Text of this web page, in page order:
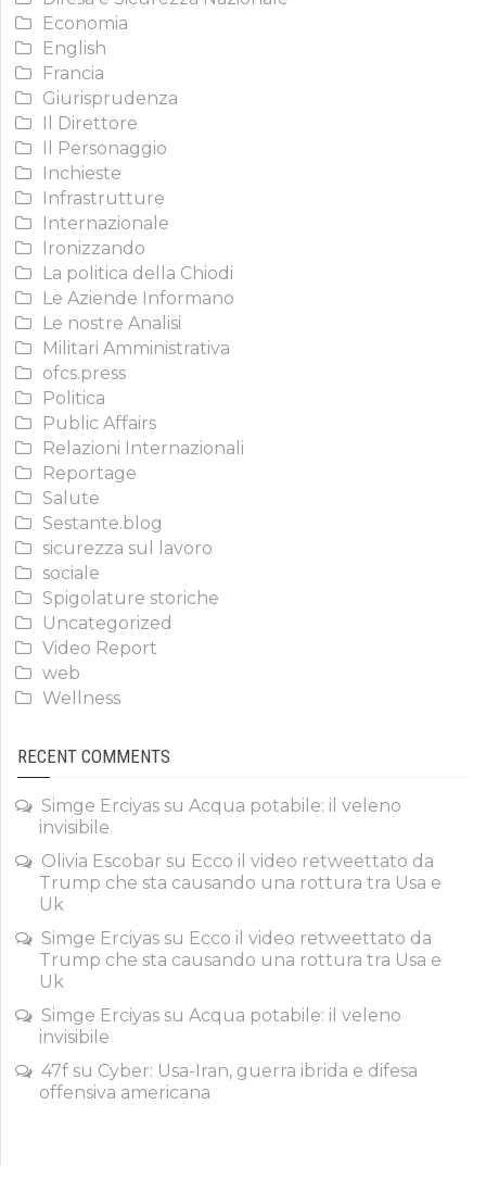
Economia
English
Francia
Giurisprudenza
Il Direttore
Il Personaggio
Inchieste
Infrastrutture
Internazionale
Ironizzando
La politica della Chiodi
Le Aziende Informano
Le nostre Analisi
Militari Amministrativa
ofcs.press
Politica
Public Affairs
Relazioni Internazionali
Reportage
Salute
Sestante.blog
sicurezza sul lavoro
sociale
Spigolature storiche
Uncategorized
Video Report
web
Wellness
RECENT COMMENTS
Simge Erciyas su Acqua potabile: il veleno
invisibile
Olivia Escobar su Ecco il video retweettato da
Trump che sta causando una rottura tra Usa e
Uk
Simge Erciyas su Ecco il video retweettato da
Trump che sta causando una rottura tra Usa e
Uk
Simge Erciyas su Acqua potabile: il veleno
invisibile
47f su Cyber: Usa-Iran, guerra ibrida e difesa
offensiva americana